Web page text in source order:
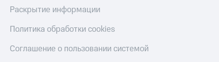
Раскрытие информации
Политика обработки cookies
Соглашение о пользовании системой